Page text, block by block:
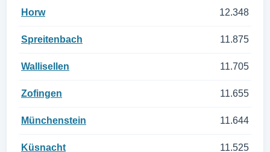
Horw 12.348
Spreitenbach 11.875
Wallisellen 11.705
Zofingen 11.655
Münchenstein 11.644
Küsnacht 11.525